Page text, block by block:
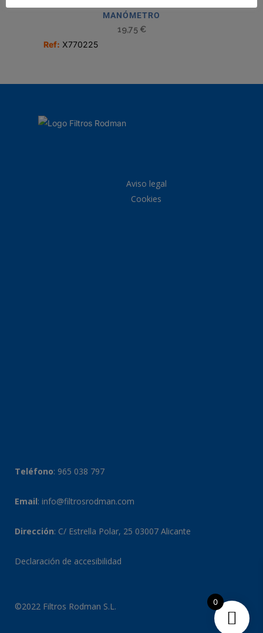
MANÓMETRO
19,75 €
Ref: X770225
Aviso legal
Cookies
Teléfono: 965 038 797
Email: info@filtrosrodman.com
Dirección: C/ Estrella Polar, 25 03007 Alicante
Declaración de accesibilidad
©2022 Filtros Rodman S.L. 0